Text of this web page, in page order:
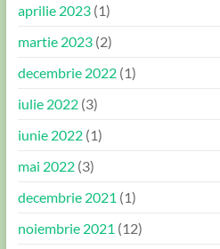
aprilie 2023(1)
martie 2023(2)
decembrie 2022(1)
iulie 2022(3)
iunie 2022(1)
mai 2022(3)
decembrie 2021 (1)
noiembrie 2021 (12)